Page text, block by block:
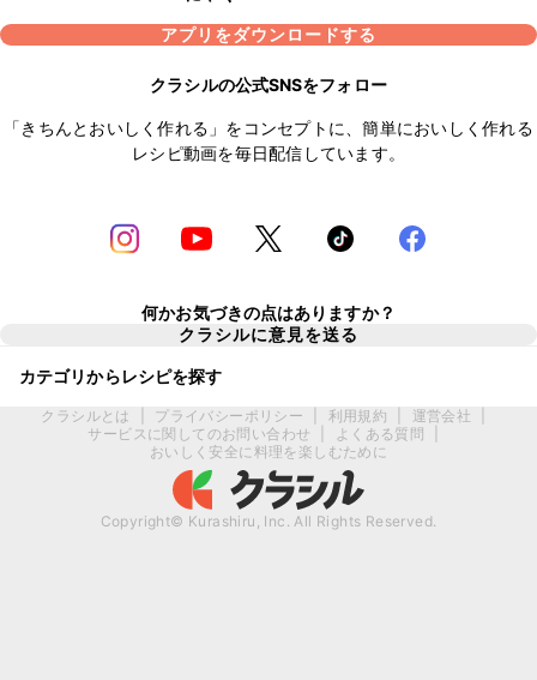
アプリをダウンロードする
クラシルの公式SNSをフォロー
「きちんとおいしく作れる」をコンセプトに、簡単においしく作れる
レシピ動画を毎日配信しています。
何かお気づきの点はありますか？
クラシルに意見を送る
カテゴリからレシピを探す
クラシルとは プライバシーポリシー 利用規約 運営会社
サービスに関してのお問い合わせ
よくある質問
おいしく安全に料理を楽しむために
Copyright© Kurashiru, Inc. All Rights Reserved.